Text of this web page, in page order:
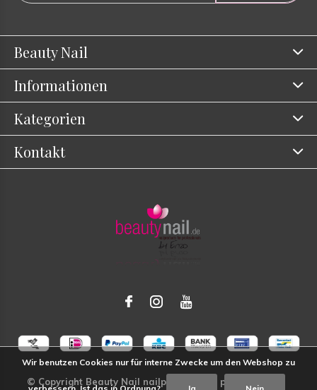
Beauty Nail
Informationen
Kategorien
Kontakt
Wir benutzen Cookies nur für interne Zwecke um den Webshop zu